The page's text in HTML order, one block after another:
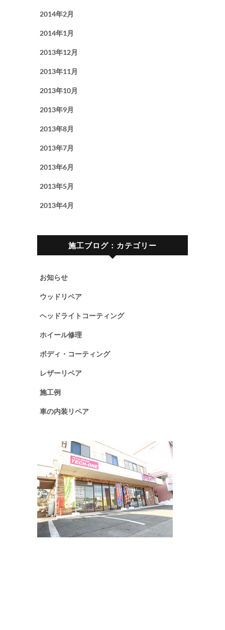
2014年2月
2014年1月
2013年12月
2013年11月
2013年10月
2013年9月
2013年8月
2013年7月
2013年6月
2013年5月
2013年4月
施工ブログ：カテゴリー
お知らせ
ウッドリペア
ヘッドライトコーティング
ホイール修理
ボディ・コーティング
レザーリペア
施工例
車の内装リペア